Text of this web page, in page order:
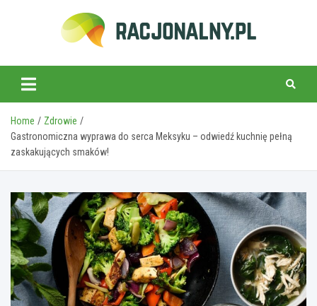
racjonalny.pl
Home
Zdrowie
Gastronomiczna wyprawa do serca Meksyku – odwiedź kuchnię pełną
zaskakujących smaków!